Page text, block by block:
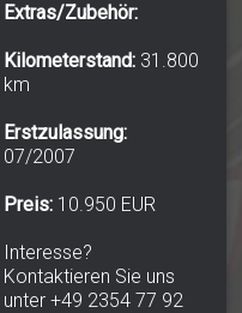
Extras/Zubehör:
Kilometerstand: 31.800
km
Erstzulassung:
07/2007
Preis: 10.950 EUR
Interesse?
Kontaktieren Sie uns
unter +49 2354 77 92